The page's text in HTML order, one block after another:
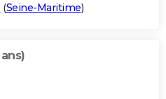
(Seine-Maritime)